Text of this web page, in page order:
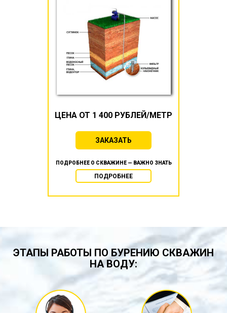
ЦЕНА ОТ 1 400 РУБЛЕЙ/МЕТР
ЗАКАЗАТЬ
ПОДРОБНЕЕ О СКВАЖИНЕ — ВАЖНО ЗНАТЬ
ПОДРОБНЕЕ
ЭТАПЫ РАБОТЫ ПО БУРЕНИЮ СКВАЖИН
НА ВОДУ: